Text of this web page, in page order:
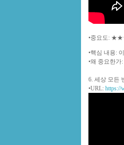
•중요도:
•핵심 내용:
•왜 중요한가
6. 세상 모든
•URL: https://